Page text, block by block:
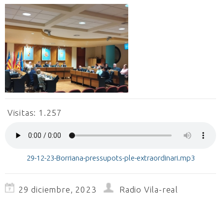
Visitas: 1.257
29-12-23-Borriana-pressupots-ple-extraordinari.mp3
29 diciembre, 2023 Radio Vila-real